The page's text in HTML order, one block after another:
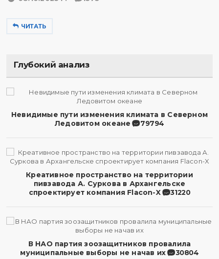
ЧИТАТЬ
Глубокий анализ
Невидимые пути изменения климата в Северном
Ледовитом океане
79794
Креативное пространство на территории
пивзавода А. Суркова в Архангельске
спроектирует компания Flacon-X
31220
В НАО партия зоозащитников провалила
муниципальные выборы не начав их
30804